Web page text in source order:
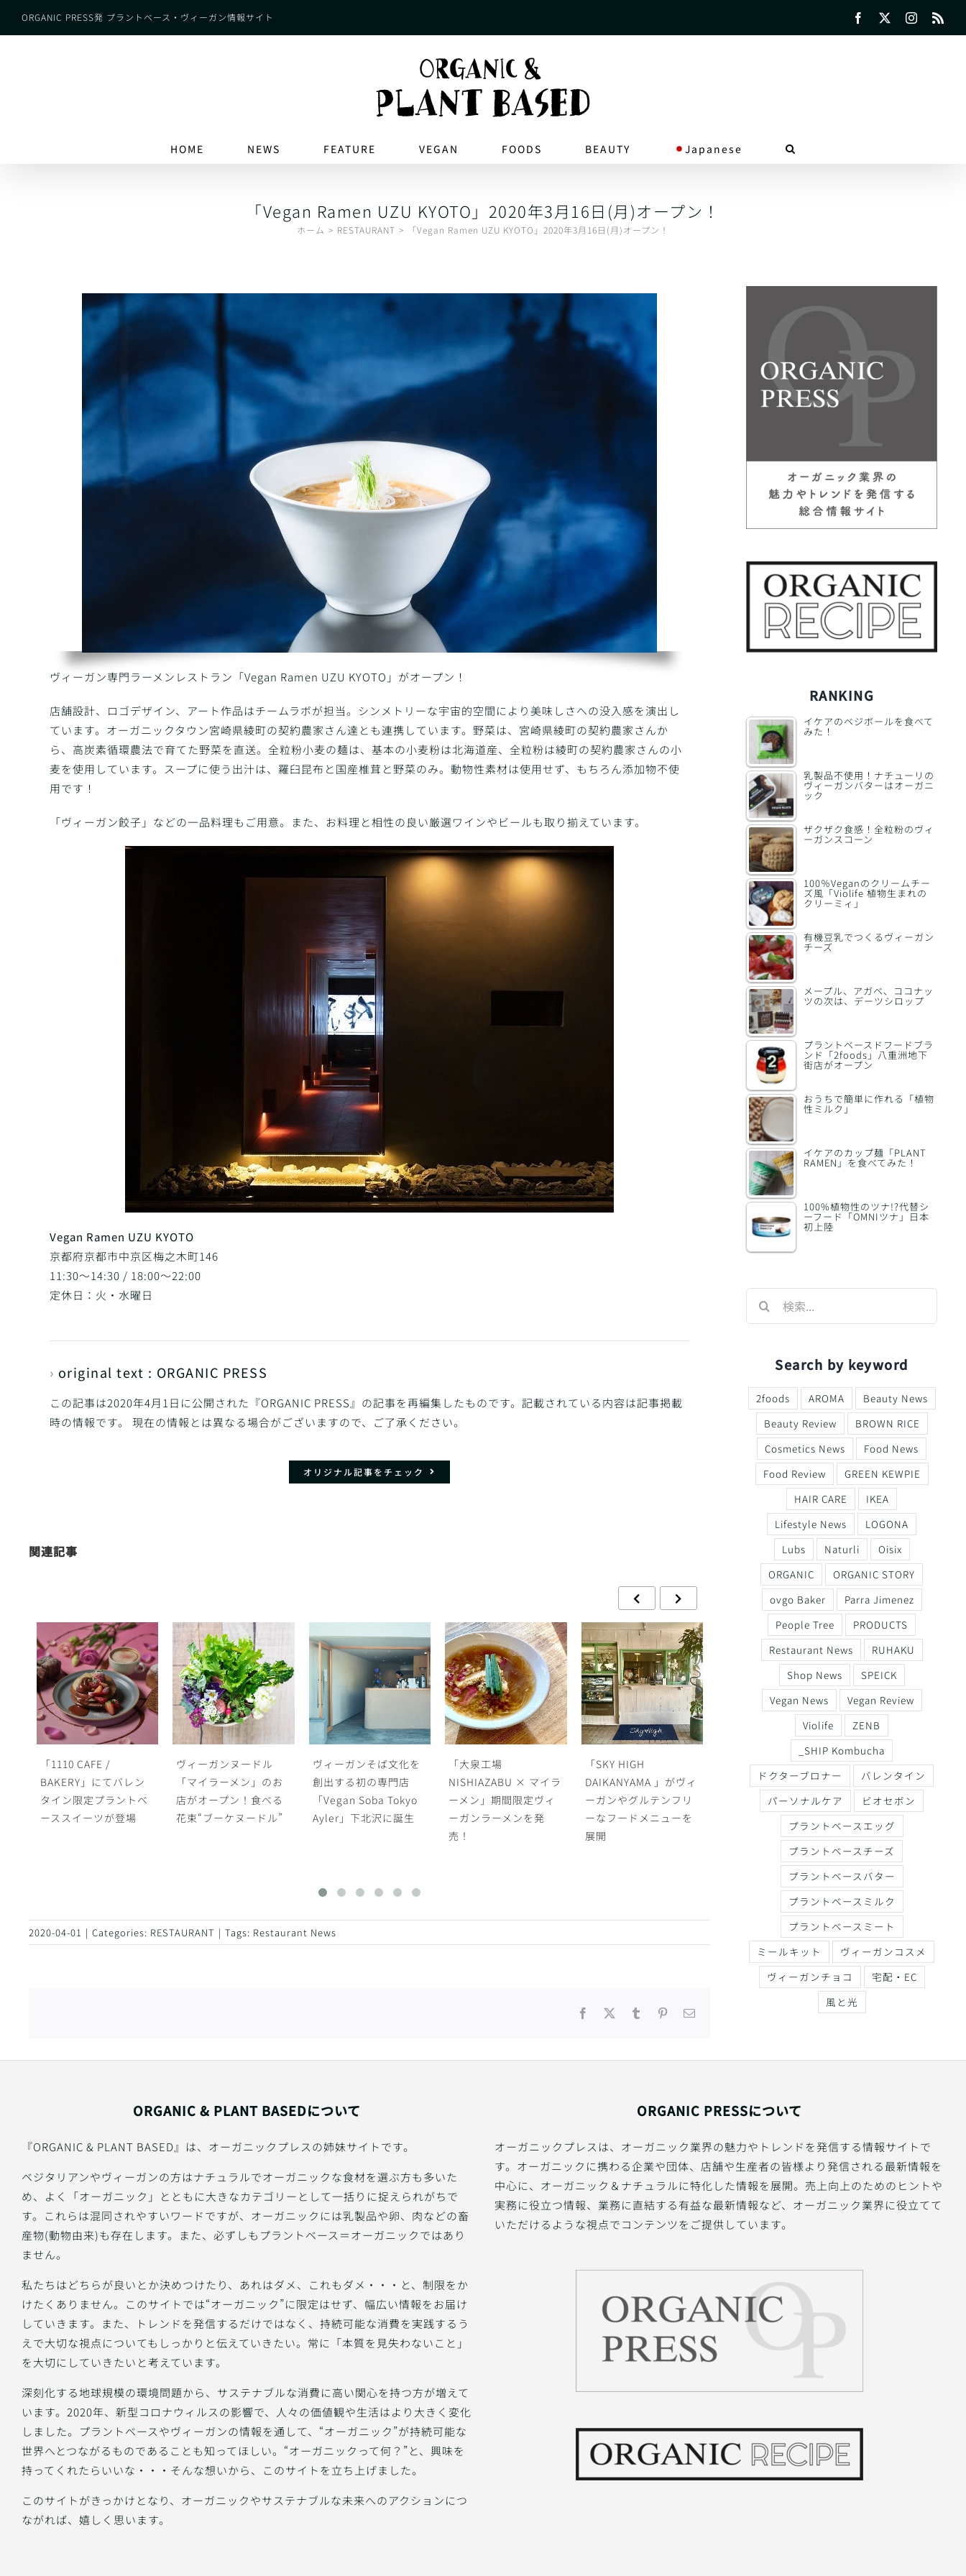
ORGANIC PRESS発 プラントベース・ヴィーガン情報サイト Facebook
HOME NEWS FEATURE VEGAN FOODS BEAUTY Japanese
「Vegan Ramen UZU KYOTO」2020年3月16日(月)オープン！
ホーム RESTAURANT 「Vegan Ramen UZU KYOTO」2020年3月16日(月)オープン！
ヴィーガン専門ラーメンレストラン「Vegan Ramen UZU KYOTO」がオープン！
店舗設計、ロゴデザイン、アート作品はチームラボが担当。シンメトリーな宇宙的空間により美味しさへの没入感を演出し
ています。オーガニックタウン宮崎県綾町の契約農家さん達とも連携しています。野菜は、宮崎県綾町の契約農家さんか
ら、高炭素循環農法で育てた野菜を直送。全粒粉小麦の麺は、基本の小麦粉は北海道産、全粒粉は綾町の契約農家さんの小
麦を使用しています。スープに使う出汁は、羅臼昆布と国産椎茸と野菜のみ。動物性素材は使用せず、もちろん添加物不使
用です！
「ヴィーガン餃子」などの一品料理もご用意。また、お料理と相性の良い厳選ワインやビールも取り揃えています。
Vegan Ramen UZU KYOTO
京都府京都市中京区梅之木町146
11:30～14:30 / 18:00～22:00
定休日：火・水曜日
› original text : ORGANIC PRESS
この記事は2020年4月1日に公開された『ORGANIC PRESS』の記事を再編集したものです。記載されている内容は記事掲載
時の情報です。 現在の情報とは異なる場合がございますので、ご了承ください。
オリジナル記事をチェック
関連記事
ヴィーガンヌードル
「マイラーメン」のお
店がオープン！食べる
花束“ブーケヌードル”
ヴィーガンそば文化を
創出する初の専門店
「Vegan Soba Tokyo
Ayler」下北沢に誕生
「大泉工場
NISHIAZABU × マイラ
ーメン」期間限定ヴィ
ーガンラーメンを発
「SKY HIGH
DAIKANYAMA 」がヴィ
ーガンやグルテンフリ
ーなフードメニューを
展開
プラントベースフード
ブランド 2foodsより春
の味覚が詰まった新メ
ニュー全7種が登場！
「1110 CAFE /
BAKERY」にてバレン
タイン限定プラントベ
ーススイーツが登場
ヴィーガンヌードル
「マイラーメン」のお
店がオープン！食べる
花束“ブーケヌードル”
2020-04-01 | Categories: RESTAURANT | Tags: Restaurant News
Facebook TumblrPinterest
電
ル
RANKING
イケアのベジボールを食べて
みた！
乳製品不使用！ナチューリの
ヴィーガンバターはオーガニ
ック
ザクザク食感！全粒粉のヴィ
ーガンスコーン
100％Veganのクリームチー
ズ風「Violife 植物生まれの
クリーミィ」
有機豆乳でつくるヴィーガン
チーズ
メープル、アガベ、ココナッ
ツの次は、デーツシロップ
プラントベースドフードブラ
ンド「2foods」八重洲地下
街店がオープン
おうちで簡単に作れる「植物
性ミルク」
イケアのカップ麺「PLANT
RAMEN」を食べてみた！
100%植物性のツナ!?代替シ
ーフード「OMNIツナ」日本
初上陸
Search by keyword
2foods AROMA
Beauty News
Beauty Review
BROWN RICE
Cosmetics News
Food News
Food Review
GREEN KEWPIE
HAIR CARE
IKEA
Lifestyle News
LOGONA
Lubs
Naturli
Oisix
ORGANIC
ORGANIC STORY
ovgo Baker
Parra Jimenez
People Tree
PRODUCTS
Restaurant News
RUHAKU
Shop News
SPEICK
Vegan News
Vegan Review
Violife
ZENB
_SHIP Kombucha
ドクターブロナー
バレンタイン
パーソナルケア
ビオセボン
プラントベースエッグ
プラントベースチーズ
プラントベースバター
プラントベースミルク
プラントベースミート
ミールキット
ヴィーガンコスメ
ヴィーガンチョコ
宅配・EC
風と光
ORGANIC & PLANT BASEDについて
『ORGANIC & PLANT BASED』は、オーガニックプレスの姉妹サイトです。
ベジタリアンやヴィーガンの方はナチュラルでオーガニックな食材を選ぶ方も多いた
め、よく「オーガニック」とともに大きなカテゴリーとして一括りに捉えられがちで
す。これらは混同されやすいワードですが、オーガニックには乳製品や卵、肉などの畜
産物(動物由来)も存在します。また、必ずしもプラントベース＝オーガニックではあり
ません。
私たちはどちらが良いとか決めつけたり、あれはダメ、これもダメ・・・と、制限をか
けたくありません。このサイトでは“オーガニック”に限定はせず、幅広い情報をお届け
していきます。また、トレンドを発信するだけではなく、持続可能な消費を実践するう
えで大切な視点についてもしっかりと伝えていきたい。常に「本質を見失わないこと」
を大切にしていきたいと考えています。
深刻化する地球規模の環境問題から、サステナブルな消費に高い関心を持つ方が増えて
います。2020年、新型コロナウィルスの影響で、人々の価値観や生活はより大きく変化
しました。プラントベースやヴィーガンの情報を通して、“オーガニック”が持続可能な
世界へとつながるものであることも知ってほしい。“オーガニックって何？”と、興味を
持ってくれたらいいな・・・そんな想いから、このサイトを立ち上げました。
このサイトがきっかけとなり、オーガニックやサステナブルな未来へのアクションにつ
ながれば、嬉しく思います。
ORGANIC PRESSについて
オーガニックプレスは、オーガニック業界の魅力やトレンドを発信する情報サイトで
す。オーガニックに携わる企業や団体、店舗や生産者の皆様より発信される最新情報を
中心に、オーガニック＆ナチュラルに特化した情報を展開。売上向上のためのヒントや
実務に役立つ情報、業務に直結する有益な最新情報など、オーガニック業界に役立てて
いただけるような視点でコンテンツをご提供しています。